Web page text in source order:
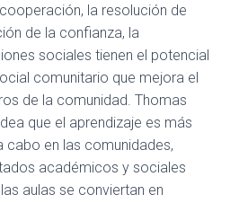
la resolución de
de la confianza, la
sociales tienen el potencial
comunitario que mejora el
de la comunidad. Thomas
que el aprendizaje es más
cabo en las comunidades,
académicos y sociales
aulas se conviertan en